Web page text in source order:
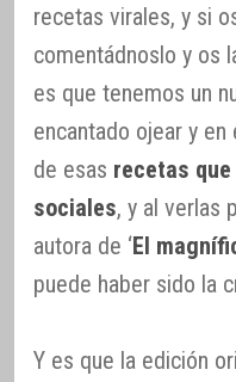
recetas virales, y si
comentádnoslo y os
es que tenemos un
encantado ojear y
de esas recetas
sociales, y al verlas
autora de ‘El
puede haber sido la
Y es que la edición